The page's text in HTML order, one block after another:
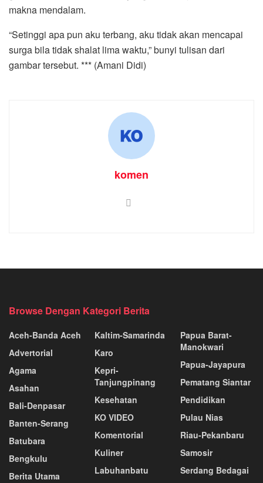
makna mendalam.
“Setinggi apa pun aku terbang, aku tidak akan mencapai
surga bila tidak shalat lima waktu,” bunyi tulisan dari
gambar tersebut. *** (Amani Didi)
komen
Browse Dengan Kategori Berita
Aceh-Banda Aceh
Advertorial
Agama
Asahan
Bali-Denpasar
Banten-Serang
Batubara
Bengkulu
Berita Utama
Kaltim-Samarinda
Karo
Kepri-
Tanjungpinang
Kesehatan
KO VIDEO
Komentorial
Kuliner
Labuhanbatu
Papua Barat-
Manokwari
Papua-Jayapura
Pematang Siantar
Pendidikan
Pulau Nias
Riau-Pekanbaru
Samosir
Serdang Bedagai